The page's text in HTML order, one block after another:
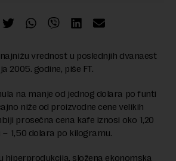
vrednost u poslednjih dvanaest
2005. godine, piše FT.
na manje od jednog dolara po funti
niže od proizvodne cene velikih
prosečna cena kafe iznosi oko 1,20
1,50 dolara po kilogramu.
hiperprodukcija, složena ekonomska